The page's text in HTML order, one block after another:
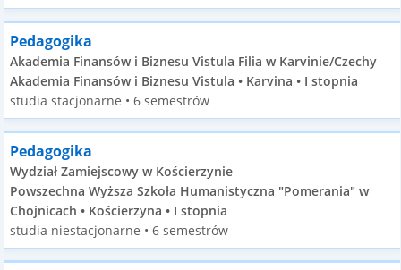
Pedagogika
Akademia Finansów i Biznesu Vistula Filia w Karvinie/Czechy
Akademia Finansów i Biznesu Vistula • Karvina • I stopnia
studia stacjonarne • 6 semestrów
Pedagogika
Wydział Zamiejscowy w Kościerzynie
Powszechna Wyższa Szkoła Humanistyczna "Pomerania" w
Chojnicach • Kościerzyna • I stopnia
studia niestacjonarne • 6 semestrów